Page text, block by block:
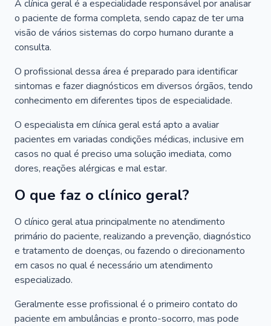
A clínica geral é a especialidade responsável por analisar
o paciente de forma completa, sendo capaz de ter uma
visão de vários sistemas do corpo humano durante a
consulta.
O profissional dessa área é preparado para identificar
sintomas e fazer diagnósticos em diversos órgãos, tendo
conhecimento em diferentes tipos de especialidade.
O especialista em clínica geral está apto a avaliar
pacientes em variadas condições médicas, inclusive em
casos no qual é preciso uma solução imediata, como
dores, reações alérgicas e mal estar.
O que faz o clínico geral?
O clínico geral atua principalmente no atendimento
primário do paciente, realizando a prevenção, diagnóstico
e tratamento de doenças, ou fazendo o direcionamento
em casos no qual é necessário um atendimento
especializado.
Geralmente esse profissional é o primeiro contato do
paciente em ambulâncias e pronto-socorro, mas pode